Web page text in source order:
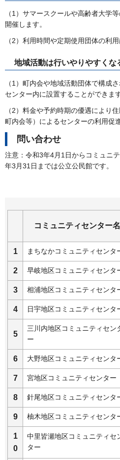
（1）サマースクールや高齢者大学
開催します。
（2）利用時間や定期使用団体の利
地域活動は行いやりやすくな
（1）町内会や地域活動団体で構成
センター内に設置することができま
（2）料金や予約時期の優遇により
町内会等）によるセンターの利用促
問い合わせ
注意：令和3年4月1日からコミュニ
年3月31日までは公立公民館です。
コミュニティセンター名
1 まちなかコミュニティセンタ
2 早岐地区コミュニティセンタ
3 相浦地区コミュニティセンタ
4 日宇地区コミュニティセンタ
5
三川内地区コミュニティセン
ー
6 大野地区コミュニティセンタ
7 宮地区コミュニティセンター
8 針尾地区コミュニティセンタ
9 柚木地区コミュニティセンタ
1
0
中里皆瀬地区コミュニティセ
ター